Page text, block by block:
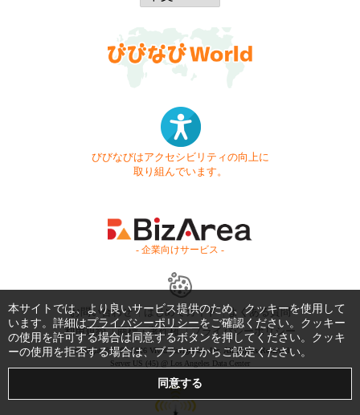
びびなびはアクセシビリティの向上に
取り組んでいます。
- 企業向けサービス -
お問い合わせ はじめてガイド
よくある質問
利用規約
商標・著作権 プライバシーポリシー
Copyright © 1999-2026 Vivid Navigation, Inc. All Rights Reserved.
Server US (45) @ Los Angeles Data Center
本サイトでは、より良いサービス提供のため、クッキーを使用して
います。詳細はプライバシーポリシーをご確認ください。クッキー
の使用を許可する場合は同意するボタンを押してください。クッキ
ーの使用を拒否する場合は、ブラウザからご設定ください。